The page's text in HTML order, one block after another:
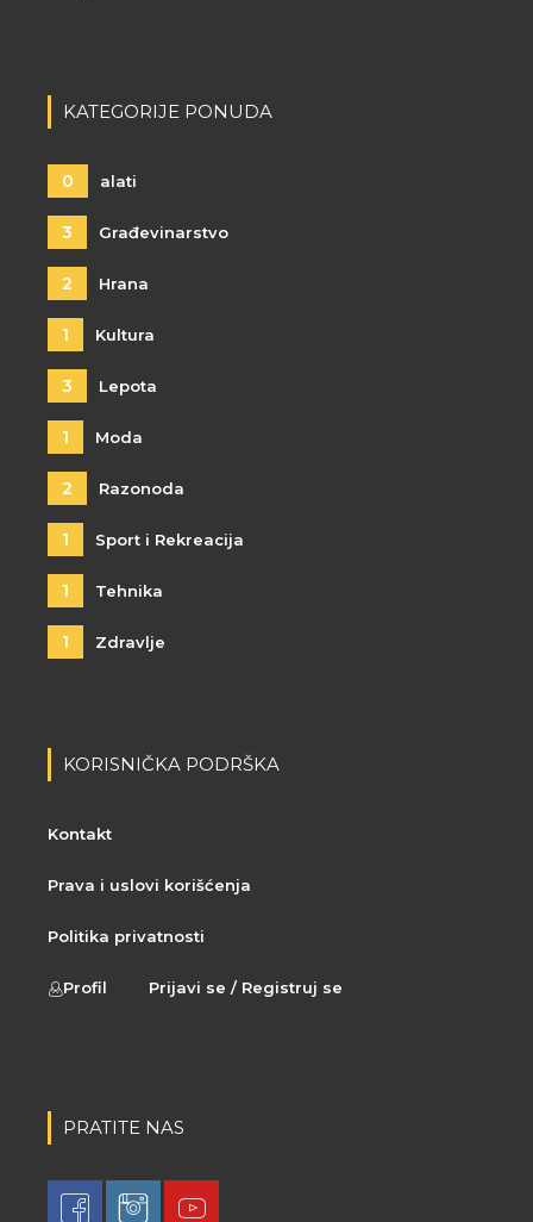
KATEGORIJE PONUDA
0 alati
3 Građevinarstvo
2 Hrana
1 Kultura
3 Lepota
1 Moda
2 Razonoda
1 Sport i Rekreacija
1 Tehnika
1 Zdravlje
KORISNIČKA PODRŠKA
Kontakt
Prava i uslovi korišćenja
Politika privatnosti
Profil Prijavi se / Registruj se
PRATITE NAS